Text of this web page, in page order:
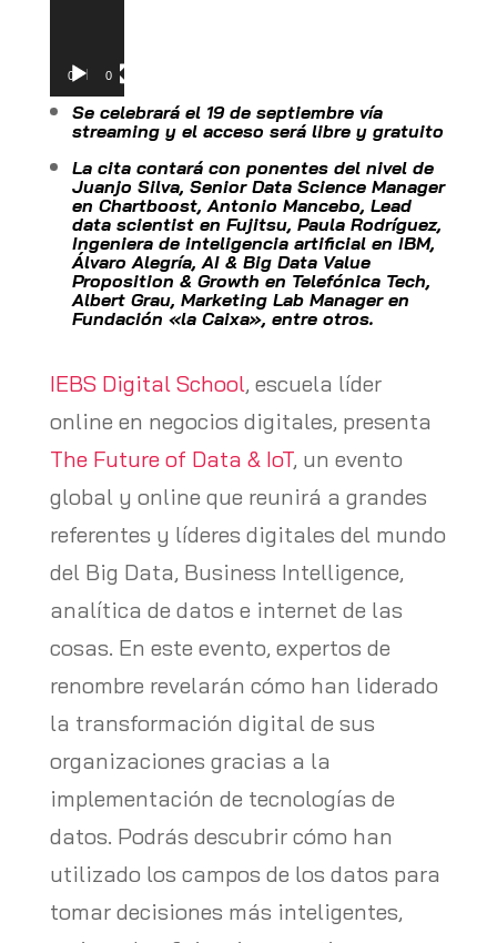
00:00 00:20
Se celebrará el 19 de septiembre vía
streaming y el acceso será libre y gratuito
La cita contará con ponentes del nivel de
Juanjo Silva, Senior Data Science Manager
en Chartboost, Antonio Mancebo, Lead
data scientist en Fujitsu, Paula Rodríguez,
Ingeniera de inteligencia artificial en IBM,
Álvaro Alegría, AI & Big Data Value
Proposition & Growth en Telefónica Tech,
Albert Grau, Marketing Lab Manager en
Fundación «la Caixa», entre otros.
IEBS Digital School, escuela líder
online en negocios digitales, presenta
The Future of Data & IoT, un evento
global y online que reunirá a grandes
referentes y líderes digitales del mundo
del Big Data, Business Intelligence,
analítica de datos e internet de las
cosas. En este evento, expertos de
renombre revelarán cómo han liderado
la transformación digital de sus
organizaciones gracias a la
implementación de tecnologías de
datos. Podrás descubrir cómo han
utilizado los campos de los datos para
tomar decisiones más inteligentes,